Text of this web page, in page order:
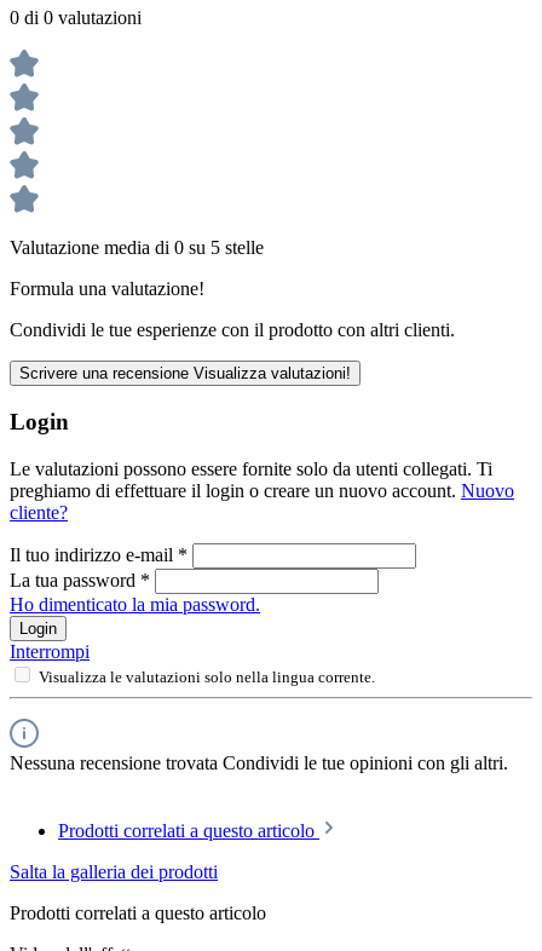
0 di 0 valutazioni
Valutazione media di 0 su 5 stelle
Formula una valutazione!
Condividi le tue esperienze con il prodotto con altri clienti.
Scrivere una recensione Visualizza valutazioni!
Login
Le valutazioni possono essere fornite solo da utenti collegati. Ti
preghiamo di effettuare il login o creare un nuovo account. Nuovo
cliente?
Il tuo indirizzo e-mail *
La tua password *
Ho dimenticato la mia password.
Login
Interrompi
Visualizza le valutazioni solo nella lingua corrente.
Nessuna recensione trovata Condividi le tue opinioni con gli altri.
Prodotti correlati a questo articolo
Salta la galleria dei prodotti
Prodotti correlati a questo articolo